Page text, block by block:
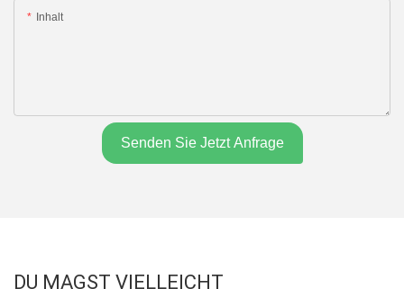
Inhalt
Senden Sie Jetzt Anfrage
DU MAGST VIELLEICHT